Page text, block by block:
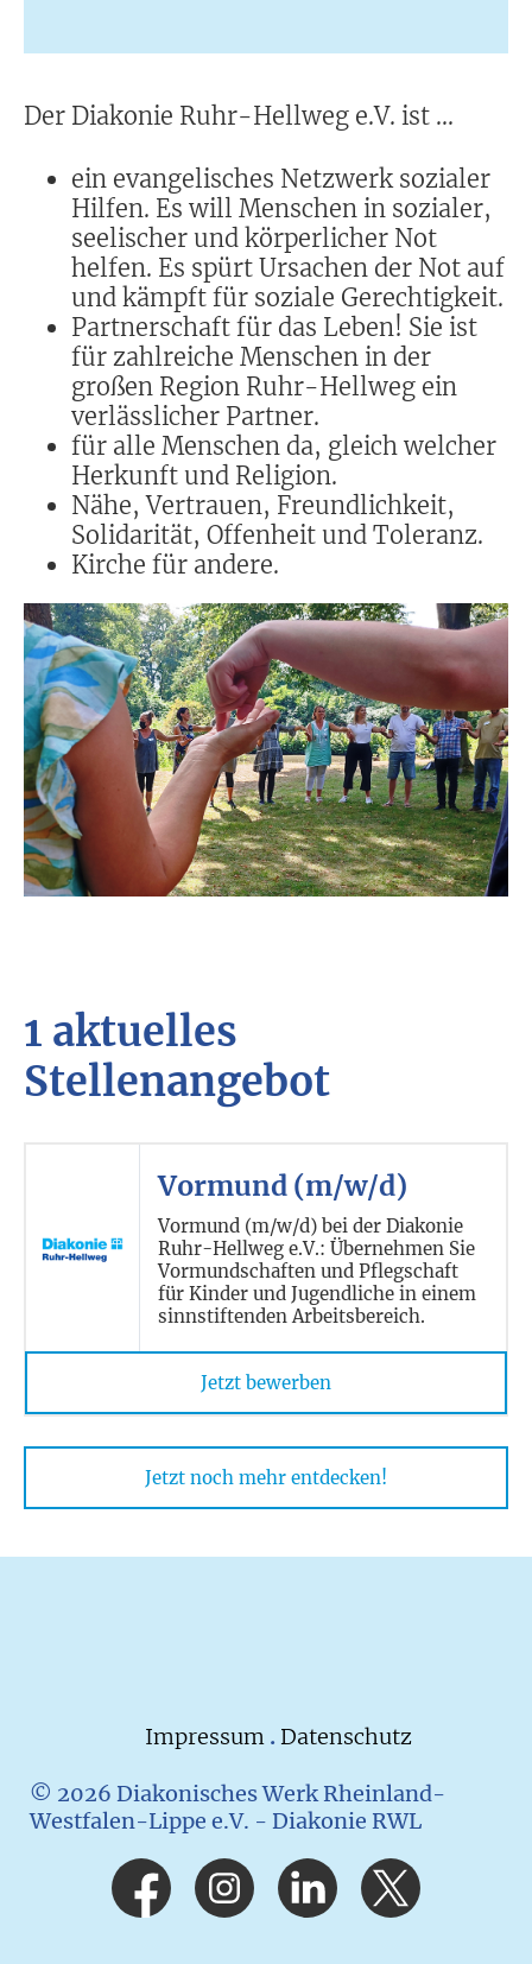
Der Diakonie Ruhr-Hellweg e.V. ist ...
ein evangelisches Netzwerk sozialer
Hilfen. Es will Menschen in sozialer,
seelischer und körperlicher Not
helfen. Es spürt Ursachen der Not auf
und kämpft für soziale Gerechtigkeit.
Partnerschaft für das Leben! Sie ist
für zahlreiche Menschen in der
großen Region Ruhr-Hellweg ein
verlässlicher Partner.
für alle Menschen da, gleich welcher
Herkunft und Religion.
Nähe, Vertrauen, Freundlichkeit,
Solidarität, Offenheit und Toleranz.
Kirche für andere.
1 aktuelles
Stellenangebot
Vormund (m/w/d)
Vormund (m/w/d) bei der Diakonie
Ruhr-Hellweg e.V.: Übernehmen Sie
Vormundschaften und Pflegschaft
für Kinder und Jugendliche in einem
sinnstiftenden Arbeitsbereich.
Jetzt bewerben
Jetzt noch mehr entdecken!
Impressum . Datenschutz
© 2026 Diakonisches Werk Rheinland-
Westfalen-Lippe e.V. - Diakonie RWL